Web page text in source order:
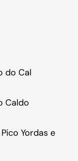
do Cal
Caldo
Yordas e